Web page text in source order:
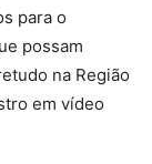
para o
possam
na Região
em vídeo